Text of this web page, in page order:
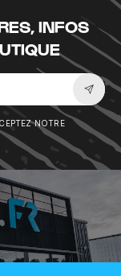
INFOS
NOTRE